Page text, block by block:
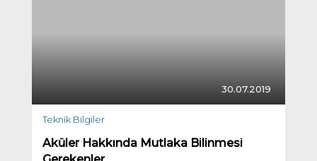
30.07.2019
Teknik Bilgiler
Aküler Hakkında Mutlaka Bilinmesi